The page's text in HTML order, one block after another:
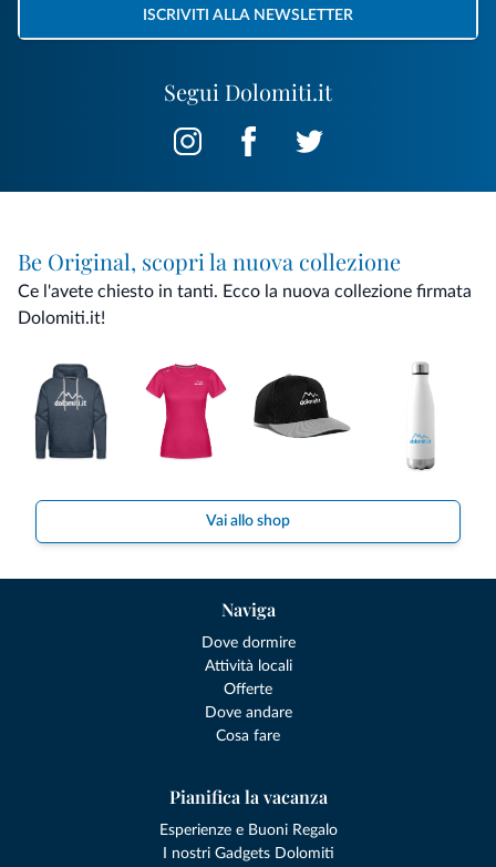
Segui Dolomiti.it
ISCRIVITI ALLA NEWSLETTER
Be Original, scopri la nuova collezione
Ce l'avete chiesto in tanti. Ecco la nuova collezione firmata
Dolomiti.it!
Vai allo shop
Naviga
Dove dormire
Attività locali
Offerte
Dove andare
Cosa fare
Pianifica la vacanza
Esperienze e Buoni Regalo
I nostri Gadgets Dolomiti